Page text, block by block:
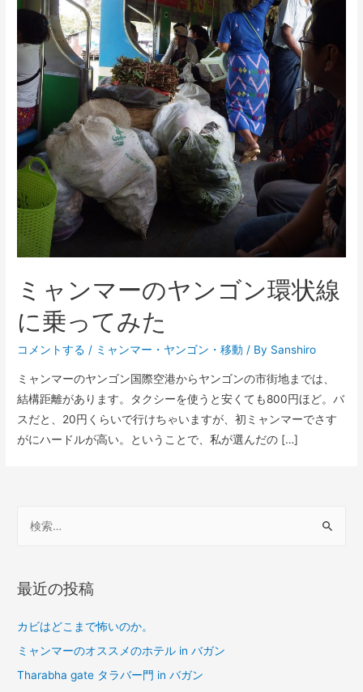
ミャンマーのヤンゴン環状線
に乗ってみた
コメントする / ミャンマー ・ ヤンゴン ・移動 / By Sanshiro
ミャンマーのヤンゴン国際空港からヤンゴンの市街地までは、
結構距離があります。タクシーを使うと安くても800円ほど。バ
スだと、20円くらいで行けちゃいますが、初ミャンマーでさす
がにハードルが高い。ということで、私が選んだの […]
最近の投稿
カビはどこまで怖いのか。
ミャンマーのオススメのホテル in バガン
Tharabha gate タラバー門 in バガン